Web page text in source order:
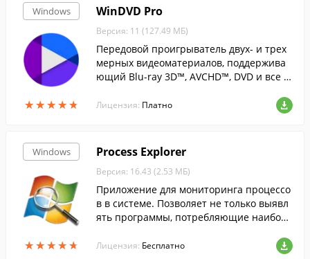
Windows
★★★★★
★★★★★
WinDVD Pro
Версия: 11 (127.49 МБ)
Передовой проигрыватель двух- и трех
мерных видеоматериалов, поддержива
ющий Blu-ray 3D™, AVCHD™, DVD и все н
Лицензия: Платно
Windows
★★★★★
★★★★★
Process Explorer
Версия: 16.43 (2.53 МБ)
Приложение для мониторинга процессо
в в системе. Позволяет не только выявл
ять программы, потребляющие наиболь
какие файлы и папки они используют.
Лицензия: Бесплатно